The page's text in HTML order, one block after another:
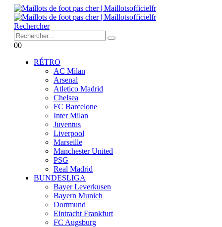
Rechercher
00
RÉTRO
AC Milan
Arsenal
Atletico Madrid
Chelsea
FC Barcelone
Inter Milan
Juventus
Liverpool
Marseille
Manchester United
PSG
Real Madrid
BUNDESLIGA
Bayer Leverkusen
Bayern Munich
Dortmund
Eintracht Frankfurt
FC Augsburg